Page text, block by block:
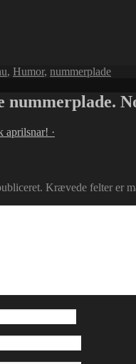
, Humor, nummerplade
nummerplade.
aprilsnar! ·
Krævede felter er